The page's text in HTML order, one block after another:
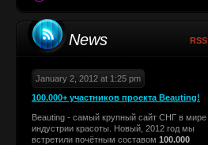
RSS
News
January 2, 2012 at 1:25 pm
100.000+ участников проекта Beauting!
Beauting - самый крупный сайт СНГ в мире
индустрии красоты. Новый, 2012 год мы
встретили почётным составом 100.000